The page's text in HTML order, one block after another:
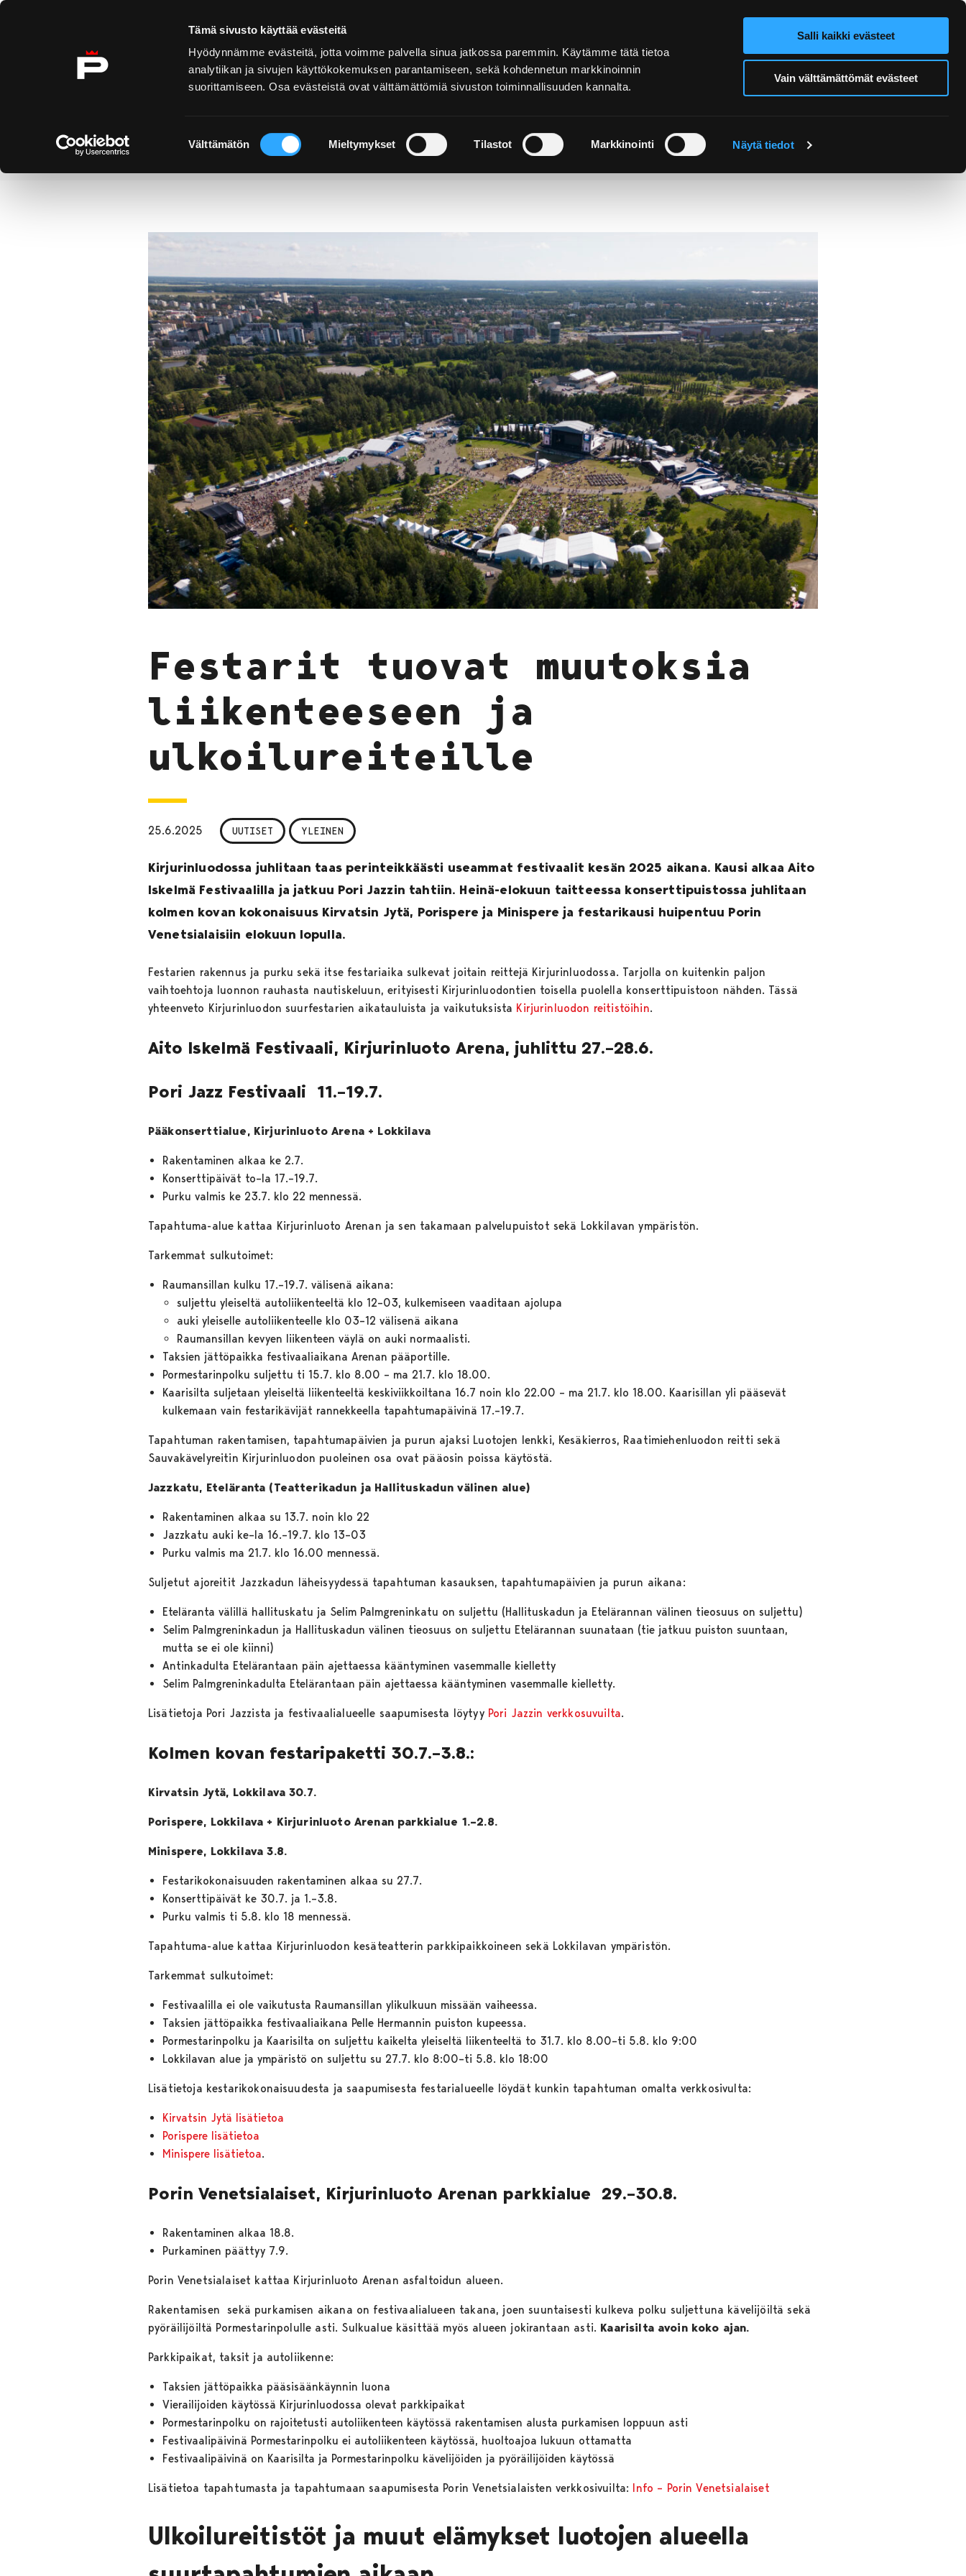
Tämä sivusto käyttää evästeitä
Hyödynnämme evästeitä, jotta voimme palvella sinua jatkossa paremmin. Käytämme tätä tietoa
analytiikan ja sivujen käyttökokemuksen parantamiseen, sekä kohdennetun markkinoinnin
suorittamiseen. Osa evästeistä ovat välttämättömiä sivuston toiminnallisuuden kannalta.
valinta
Välttämätön Mieltymykset Tilastot Markkinointi Näytä tiedot
Salli kaikki evästeet
Vain välttämättömät evästeet
Ohita sisältö
Hae sivustolta
Etusivu
Festarit tuovat muutoksia
liikenteeseen ja
ulkoilureiteille
25.6.2025 UUTISET YLEINEN
Kirjurinluodossa juhlitaan taas perinteikkäästi useammat festivaalit kesän 2025 aikana. Kausi alkaa Aito
Iskelmä Festivaalilla ja jatkuu Pori Jazzin tahtiin. Heinä-elokuun taitteessa konserttipuistossa juhlitaan
kolmen kovan kokonaisuus Kirvatsin Jytä, Porispere ja Minispere ja festarikausi huipentuu Porin
Venetsialaisiin elokuun lopulla.
Festarien rakennus ja purku sekä itse festariaika sulkevat joitain reittejä Kirjurinluodossa. Tarjolla on kuitenkin paljon
vaihtoehtoja luonnon rauhasta nautiskeluun, erityisesti Kirjurinluodontien toisella puolella konserttipuistoon nähden. Tässä
yhteenveto Kirjurinluodon suurfestarien aikatauluista ja vaikutuksista Kirjurinluodon reitistöihin.
Aito Iskelmä Festivaali, Kirjurinluoto Arena, juhlittu 27.–28.6.
Pori Jazz Festivaali 11.–19.7.
Pääkonserttialue, Kirjurinluoto Arena + Lokkilava
Rakentaminen alkaa ke 2.7.
Konserttipäivät to–la 17.–19.7.
Purku valmis ke 23.7. klo 22 mennessä.
Tapahtuma-alue kattaa Kirjurinluoto Arenan ja sen takamaan palvelupuistot sekä Lokkilavan ympäristön.
Tarkemmat sulkutoimet:
Raumansillan kulku 17.–19.7. välisenä aikana:
suljettu yleiseltä autoliikenteeltä klo 12–03, kulkemiseen vaaditaan ajolupa
auki yleiselle autoliikenteelle klo 03–12 välisenä aikana
Raumansillan kevyen liikenteen väylä on auki normaalisti.
Taksien jättöpaikka festivaaliaikana Arenan pääportille.
Pormestarinpolku suljettu ti 15.7. klo 8.00 – ma 21.7. klo 18.00.
Kaarisilta suljetaan yleiseltä liikenteeltä keskiviikkoiltana 16.7 noin klo 22.00 – ma 21.7. klo 18.00. Kaarisillan yli pääsevät
kulkemaan vain festarikävijät rannekkeella tapahtumapäivinä 17.–19.7.
Tapahtuman rakentamisen, tapahtumapäivien ja purun ajaksi Luotojen lenkki, Kesäkierros, Raatimiehenluodon reitti sekä
Sauvakävelyreitin Kirjurinluodon puoleinen osa ovat pääosin poissa käytöstä.
Jazzkatu, Eteläranta (Teatterikadun ja Hallituskadun välinen alue)
Rakentaminen alkaa su 13.7. noin klo 22
Jazzkatu auki ke–la 16.–19.7. klo 13–03
Purku valmis ma 21.7. klo 16.00 mennessä.
Suljetut ajoreitit Jazzkadun läheisyydessä tapahtuman kasauksen, tapahtumapäivien ja purun aikana:
Eteläranta välillä hallituskatu ja Selim Palmgreninkatu on suljettu (Hallituskadun ja Etelärannan välinen tieosuus on suljettu)
Selim Palmgreninkadun ja Hallituskadun välinen tieosuus on suljettu Etelärannan suunataan (tie jatkuu puiston suuntaan,
mutta se ei ole kiinni)
Antinkadulta Etelärantaan päin ajettaessa kääntyminen vasemmalle kielletty
Selim Palmgreninkadulta Etelärantaan päin ajettaessa kääntyminen vasemmalle kielletty.
Lisätietoja Pori Jazzista ja festivaalialueelle saapumisesta löytyy Pori Jazzin verkkosuvuilta.
Kolmen kovan festaripaketti 30.7.–3.8.:
Kirvatsin Jytä, Lokkilava 30.7.
Porispere, Lokkilava + Kirjurinluoto Arenan parkkialue 1.–2.8.
Minispere, Lokkilava 3.8.
Festarikokonaisuuden rakentaminen alkaa su 27.7.
Konserttipäivät ke 30.7. ja 1.–3.8.
Purku valmis ti 5.8. klo 18 mennessä.
Tapahtuma-alue kattaa Kirjurinluodon kesäteatterin parkkipaikkoineen sekä Lokkilavan ympäristön.
Tarkemmat sulkutoimet:
Festivaalilla ei ole vaikutusta Raumansillan ylikulkuun missään vaiheessa.
Taksien jättöpaikka festivaaliaikana Pelle Hermannin puiston kupeessa.
Pormestarinpolku ja Kaarisilta on suljettu kaikelta yleiseltä liikenteeltä to 31.7. klo 8.00–ti 5.8. klo 9:00
Lokkilavan alue ja ympäristö on suljettu su 27.7. klo 8:00–ti 5.8. klo 18:00
Lisätietoja kestarikokonaisuudesta ja saapumisesta festarialueelle löydät kunkin tapahtuman omalta verkkosivulta:
Kirvatsin Jytä lisätietoa
Porispere lisätietoa
Minispere lisätietoa.
Porin Venetsialaiset, Kirjurinluoto Arenan parkkialue 29.–30.8.
Rakentaminen alkaa 18.8.
Purkaminen päättyy 7.9.
Porin Venetsialaiset kattaa Kirjurinluoto Arenan asfaltoidun alueen.
Rakentamisen sekä purkamisen aikana on festivaalialueen takana, joen suuntaisesti kulkeva polku suljettuna kävelijöiltä sekä
pyöräilijöiltä Pormestarinpolulle asti. Sulkualue käsittää myös alueen jokirantaan asti. Kaarisilta avoin koko ajan.
Parkkipaikat, taksit ja autoliikenne:
Taksien jättöpaikka pääsisäänkäynnin luona
Vierailijoiden käytössä Kirjurinluodossa olevat parkkipaikat
Pormestarinpolku on rajoitetusti autoliikenteen käytössä rakentamisen alusta purkamisen loppuun asti
Festivaalipäivinä Pormestarinpolku ei autoliikenteen käytössä, huoltoajoa lukuun ottamatta
Festivaalipäivinä on Kaarisilta ja Pormestarinpolku kävelijöiden ja pyöräilijöiden käytössä
Lisätietoa tapahtumasta ja tapahtumaan saapumisesta Porin Venetsialaisten verkkosivuilta: Info – Porin Venetsialaiset
Ulkoilureitistöt ja muut elämykset luotojen alueella